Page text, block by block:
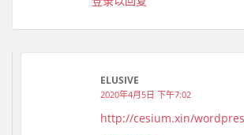
ELUSIVE
2020年4月5日 下午7:02
http://cesium.xin/